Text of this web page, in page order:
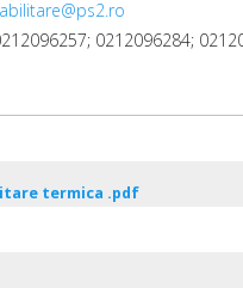
0212096284;
termica .pdf